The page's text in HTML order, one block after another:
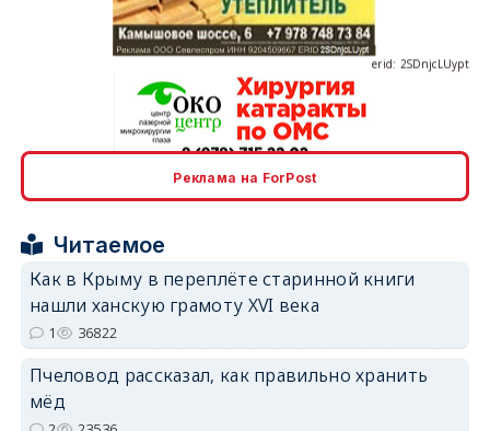
Реклама на ForPost
Читаемое
Как в Крыму в переплёте старинной книги
нашли ханскую грамоту XVI века
1 36822
Пчеловод рассказал, как правильно хранить
мёд